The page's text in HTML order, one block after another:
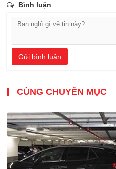
Bình luận
Gửi bình luận
CÙNG CHUYÊN MỤC